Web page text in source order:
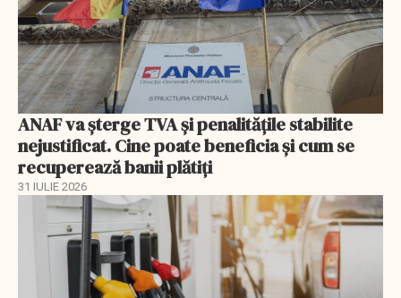
ANAF va șterge TVA și penalitățile stabilite
nejustificat. Cine poate beneficia și cum se
recuperează banii plătiți
31 IULIE 2026